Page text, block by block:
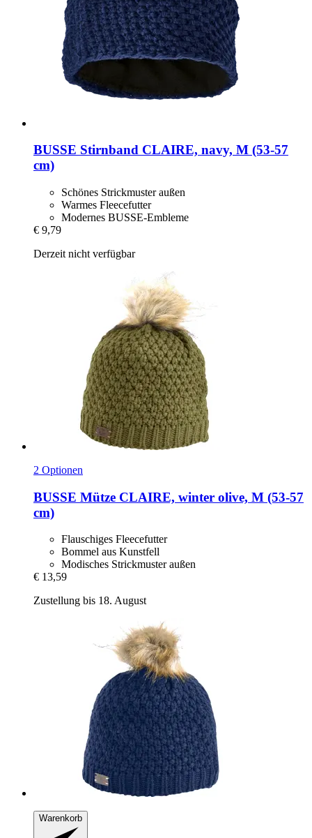
BUSSE Stirnband CLAIRE, navy, M (53-​57
cm)
Schönes Strickmuster außen
Warmes Fleecefutter
Modernes BUSSE-Embleme
€ 9,79
Derzeit nicht verfügbar
2 Optionen
BUSSE Mütze CLAIRE, winter olive, M (53-​57
cm)
Flauschiges Fleecefutter
Bommel aus Kunstfell
Modisches Strickmuster außen
€ 13,59
Zustellung bis 18. August
Warenkorb